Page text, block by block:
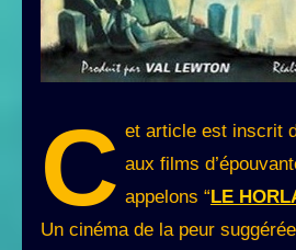
C et article est inscrit
aux films
appelons “LE
Un cinéma de la peur